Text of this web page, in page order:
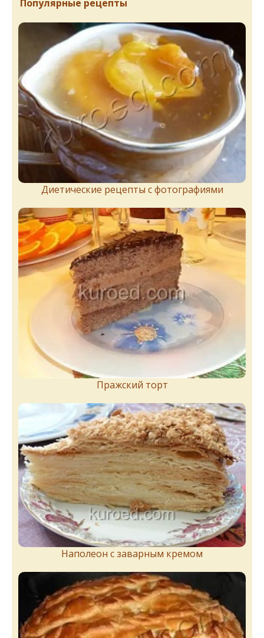
Популярные рецепты
Диетические рецепты с фотографиями
Пражский торт
Наполеон с заварным кремом